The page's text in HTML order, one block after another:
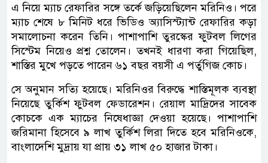
এ নিয়ে ম্যাচ রেফারির সঙ্গে তর্কে জড়িয়েছিলেন মরিনিও। পরে
ম্যাচ শেষে ৮ মিনিট ধরে ভিডিও অ্যাসিস্ট্যান্ট রেফারির কড়া
সমালোচনা করেন তিনি। পাশাপাশি তুরস্কের ফুটবল লিগের
সিস্টেম নিয়েও প্রশ্ন তোলেন। তখনই ধারণা করা গিয়েছিল,
শাস্তির মুখে পড়তে পারেন ৬১ বছর বয়সী এ পর্তুগিজ কোচ।
সে অনুমান সত্যি হয়েছে। মরিনিওর বিরুদ্ধে শাস্তিমূলক ব্যবস্থা
নিয়েছে তুর্কিশ ফুটবল ফেডারেশন। রেয়াল মাদ্রিদের সাবেক
কোচকে এক ম্যাচের নিষেধাজ্ঞা দেওয়া হয়েছে। পাশাপাশি
জরিমানা হিসেবে ৯ লাখ তুর্কিশ লিরা দিতে হবে মরিনিওকে,
বাংলাদেশি মুদ্রায় যা প্রায় ৩১ লাখ ৫০ হাজার টাকা।